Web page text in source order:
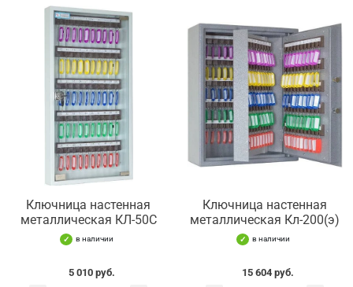
Ключница настенная
металлическая КЛ-50С
в наличии
5 010 руб.
Ключница настенная
металлическая Кл-200(э)
в наличии
15 604 руб.